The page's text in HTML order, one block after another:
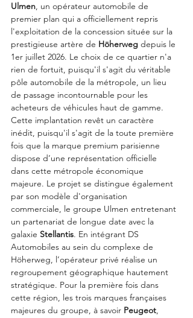
Ulmen, un opérateur automobile de
premier plan qui a officiellement repris
l'exploitation de la concession située sur la
prestigieuse artère de Höherweg depuis le
1er juillet 2026. Le choix de ce quartier n'a
rien de fortuit, puisqu'il s'agit du véritable
pôle automobile de la métropole, un lieu
de passage incontournable pour les
acheteurs de véhicules haut de gamme.
Cette implantation revêt un caractère
inédit, puisqu'il s'agit de la toute première
fois que la marque premium parisienne
dispose d’une représentation officielle
dans cette métropole économique
majeure. Le projet se distingue également
par son modèle d'organisation
commerciale, le groupe Ulmen entretenant
un partenariat de longue date avec la
galaxie Stellantis. En intégrant DS
Automobiles au sein du complexe de
Höherweg, l’opérateur privé réalise un
regroupement géographique hautement
stratégique. Pour la première fois dans
cette région, les trois marques françaises
majeures du groupe, à savoir Peugeot,